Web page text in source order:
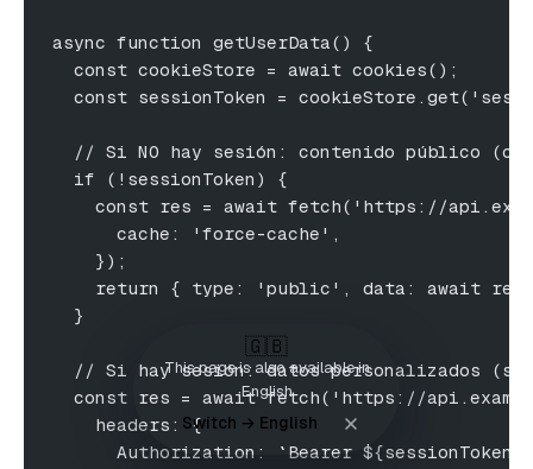
async function getUserData() {
  const cookieStore = await cookies();
const sessionToken =
// Si NO hay sesión: contenido público
  if (!sessionToken) {
const res = await fetch('https://
      cache: 'force-cache',
    });
return { type: 'public', data: await
  }
// Si hay sesión: datos personalizados
const res = await fetch('https://
    headers: {
Authorization: `Bearer
🇬🇧
This page is also available in
English
Switch → English